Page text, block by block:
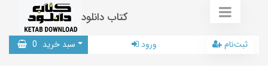
کتاب دانلود
سبد خرید 0 ورود ثبت‌نام